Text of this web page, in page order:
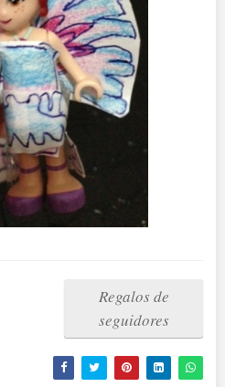
Regalos de
seguidores